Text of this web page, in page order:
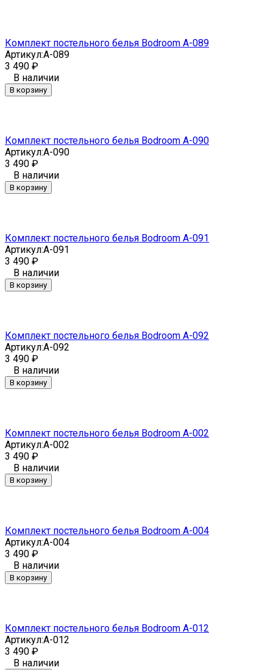
Комплект постельного белья Bodroom A-089
Артикул:A-089
3 490 ₽
В наличии
В корзину
Комплект постельного белья Bodroom A-090
Артикул:A-090
3 490 ₽
В наличии
В корзину
Комплект постельного белья Bodroom A-091
Артикул:A-091
3 490 ₽
В наличии
В корзину
Комплект постельного белья Bodroom A-092
Артикул:A-092
3 490 ₽
В наличии
В корзину
Комплект постельного белья Bodroom A-002
Артикул:A-002
3 490 ₽
В наличии
В корзину
Комплект постельного белья Bodroom A-004
Артикул:A-004
3 490 ₽
В наличии
В корзину
Комплект постельного белья Bodroom A-012
Артикул:A-012
3 490 ₽
В наличии